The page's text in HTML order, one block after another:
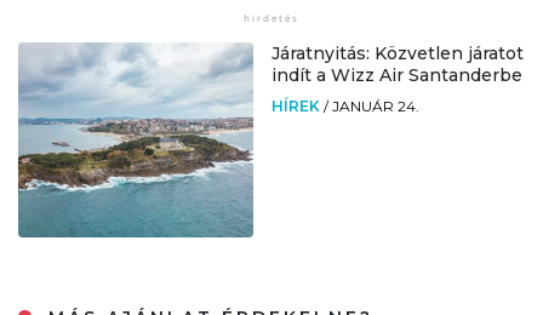
Járatnyitás: Közvetlen járatot
indít a Wizz Air Santanderbe
HÍREK /JANUÁR 24.